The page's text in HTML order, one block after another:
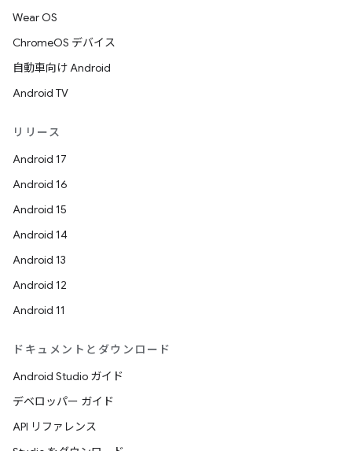
Wear OS
ChromeOS デバイス
自動車向け Android
Android TV
リリース
Android 17
Android 16
Android 15
Android 14
Android 13
Android 12
Android 11
ドキュメントとダウンロード
Android Studio ガイド
デベロッパー ガイド
API リファレンス